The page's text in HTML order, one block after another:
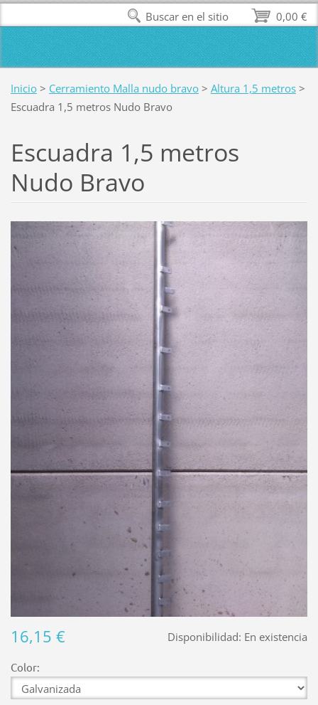
Inicio > Cerramiento Malla nudo bravo > Altura 1,5 metros >
Escuadra 1,5 metros Nudo Bravo
Escuadra 1,5 metros
Nudo Bravo
Disponibilidad: En existencia
16,15 €
Color:
0,00 €
Buscar en el sitio